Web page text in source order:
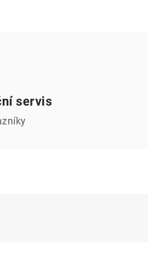
servis